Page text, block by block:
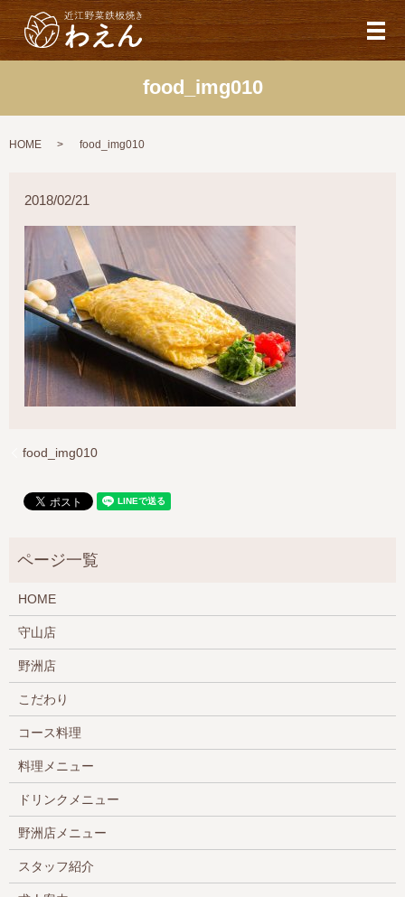
メ
food_img010
HOME food_img010
2018/02/21
food_img010
HOME
守山店
野洲店
こだわり
コース料理
料理メニュー
ドリンクメニュー
野洲店メニュー
スタッフ紹介